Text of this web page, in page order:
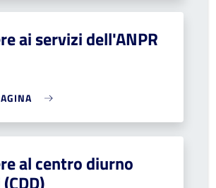
ai servizi dell'ANPR
al centro diurno